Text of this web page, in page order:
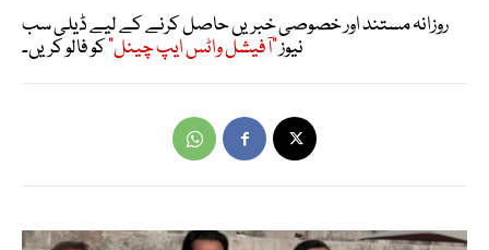
روزانہ مستند اور خصوصی خبریں حاصل کرنے کے لیے ڈیلی سب
نیوز"آفیشل واٹس ایپ چینل"کو فالو کریں۔